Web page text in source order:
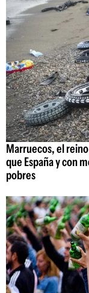
Marruecos, el
que España y con
pobres